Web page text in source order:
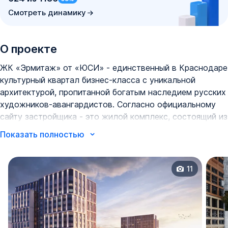
Смотреть динамику
О проекте
ЖК «Эрмитаж» от «ЮСИ» - единственный в Краснодаре
культурный квартал бизнес-класса с уникальной
архитектурой, пропитанной богатым наследием русских
художников-авангардистов. Согласно официальному
сайту застройщика - это жилой комплекс, состоящий из
4-х литеров каскадного типа (10-19 этажей) на общей
Каждый дом в составе ЖК - отдельное произведение
искусства, созданное по мотивам известных
художников Казимира Малевича, Василия Кондинского,
Ольги Розановой и Эля Лисицкого. В рамках
благоустройства культурного квартала предусмотрен
детский сад, поликлиника, многоуровневый и
Показать полностью
11